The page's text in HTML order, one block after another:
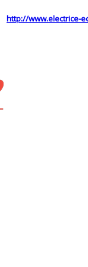
http://www.electrice-